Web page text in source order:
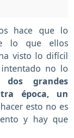
hace que lo
lo que ellos
visto lo difícil
no lo
grandes
época, un
esto no es
y hay que